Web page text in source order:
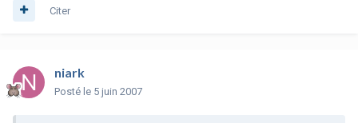
Citer
niark
Posté le 5 juin 2007